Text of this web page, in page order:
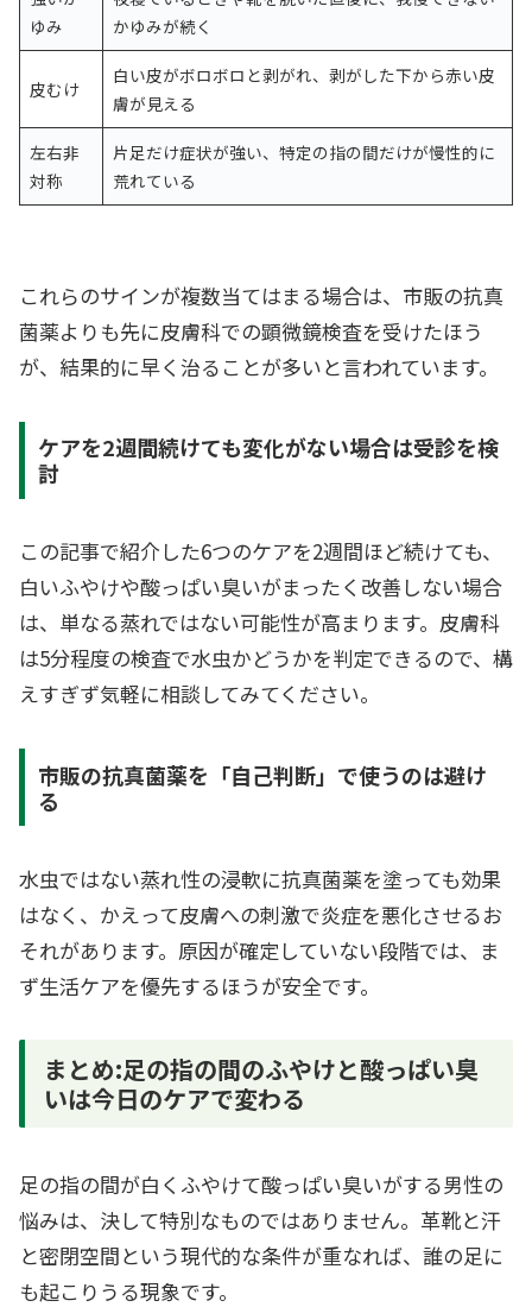
ゆみ
かゆみが続く
皮むけ
白い皮がボロボロと剥がれ、剥がした下から赤い皮
膚が見える
左右非
対称
片足だけ症状が強い、特定の指の間だけが慢性的に
荒れている
これらのサインが複数当てはまる場合は、市販の抗真
菌薬よりも先に皮膚科での顕微鏡検査を受けたほう
が、結果的に早く治ることが多いと言われています。
ケアを2週間続けても変化がない場合は受診を検
討
この記事で紹介した6つのケアを2週間ほど続けても、
白いふやけや酸っぱい臭いがまったく改善しない場合
は、単なる蒸れではない可能性が高まります。皮膚科
は5分程度の検査で水虫かどうかを判定できるので、構
えすぎず気軽に相談してみてください。
市販の抗真菌薬を「自己判断」で使うのは避け
る
水虫ではない蒸れ性の浸軟に抗真菌薬を塗っても効果
はなく、かえって皮膚への刺激で炎症を悪化させるお
それがあります。原因が確定していない段階では、ま
ず生活ケアを優先するほうが安全です。
まとめ:足の指の間のふやけと酸っぱい臭
いは今日のケアで変わる
足の指の間が白くふやけて酸っぱい臭いがする男性の
悩みは、決して特別なものではありません。革靴と汗
と密閉空間という現代的な条件が重なれば、誰の足に
も起こりうる現象です。